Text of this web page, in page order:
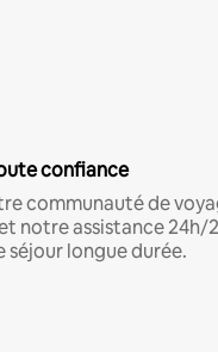
confiance
communauté de
notre assistance 24h/
longue durée.